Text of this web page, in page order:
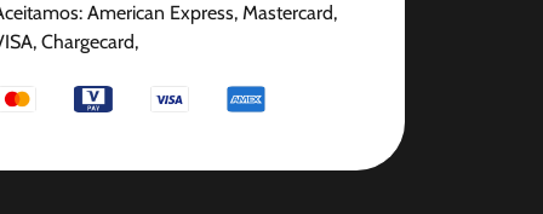
American Express, Mastercard,
Chargecard,